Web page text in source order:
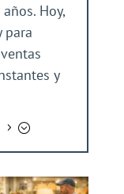
Hoy,
para
y